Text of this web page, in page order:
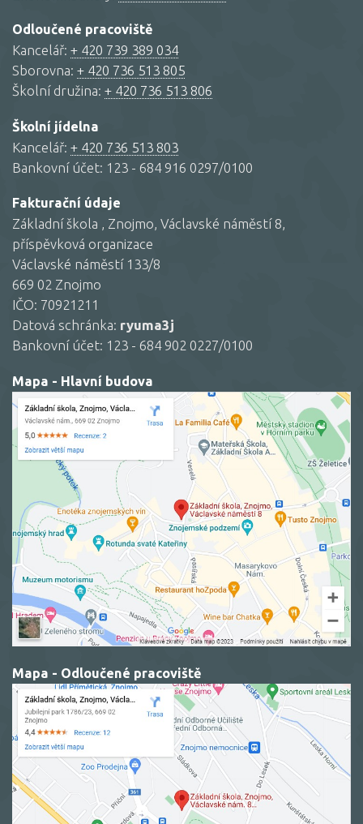
Odloučené pracoviště
Kancelář: + 420 739 389 034
Sborovna: + 420 736 513 805
Školní družina: + 420 736 513 806
Školní jídelna
Kancelář: + 420 736 513 803
Bankovní účet: 123 - 684 916 0297/0100
Fakturační údaje
Základní škola , Znojmo, Václavské náměstí 8,
příspěvková organizace
Václavské náměstí 133/8
669 02 Znojmo
IČO: 70921211
Datová schránka: ryuma3j
Bankovní účet: 123 - 684 902 0227/0100
Mapa - Hlavní budova
Mapa - Odloučené pracoviště